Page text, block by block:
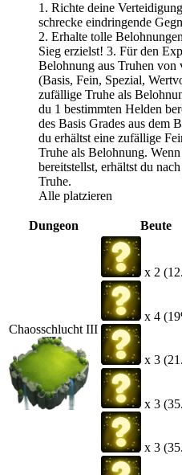
1. Richte deine
schrecke eindringende
2. Erhalte tolle
Sieg erzielst! 3. Für den
Belohnung aus Truhen von
(Basis, Fein, Spezial,
zufällige Truhe als
du 1 bestimmten Helden
des Basis Grades aus dem
du erhältst eine zufällige
Truhe als Belohnung.
bereitstellst, erhältst du
Truhe.
Alle platzieren
Dungeon Beute
Chaosschlucht III
x 2
x 4
x 3
x 3
x 3